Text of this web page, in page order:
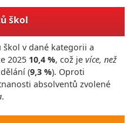
škol
v dané kategorii a
2025 10,4 %, což je více, než
(9,3 %). Oproti
absolventů zvolené
.